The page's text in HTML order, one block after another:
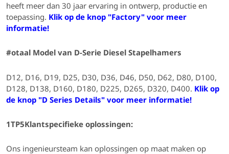
heeft meer dan 30 jaar ervaring in ontwerp, productie en
toepassing. Klik op de knop "Factory" voor meer
informatie!
#otaal Model van D-Serie Diesel Stapelhamers
D12, D16, D19, D25, D30, D36, D46, D50, D62, D80, D100,
D128, D138, D160, D180, D225, D265, D320, D400. Klik op
de knop "D Series Details" voor meer informatie!
1TP5Klantspecifieke oplossingen:
Ons ingenieursteam kan oplossingen op maat maken op